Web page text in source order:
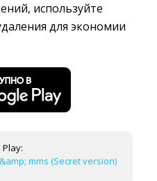
используйте
для экономии
mms (Secret version)